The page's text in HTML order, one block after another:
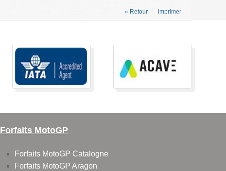
imprimer
« Retour
Forfaits MotoGP
Forfaits MotoGP Catalogne
Forfaits MotoGP Aragon